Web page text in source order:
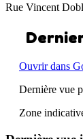
Rue Vincent
Ouvrir dans
Dernière vue
Zone